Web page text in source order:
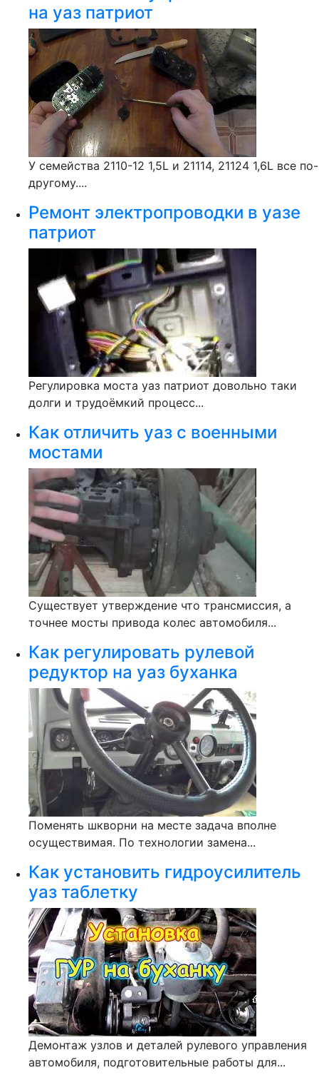
на уаз патриот
У семейства 2110-12 1,5L и 21114, 21124 1,6L все по-
другому....
Ремонт электропроводки в уазе
патриот
Регулировка моста уаз патриот довольно таки
долги и трудоёмкий процесс...
Как отличить уаз с военными
мостами
Существует утверждение что трансмиссия, а
точнее мосты привода колес автомобиля...
Как регулировать рулевой
редуктор на уаз буханка
Поменять шкворни на месте задача вполне
осуществимая. По технологии замена...
Как установить гидроусилитель
уаз таблетку
Демонтаж узлов и деталей рулевого управления
автомобиля, подготовительные работы для...